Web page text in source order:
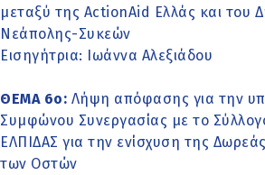
μεταξύ της ActionAid Ελλάς και του
Νεάπολης-Συκεών
Εισηγήτρια: Ιωάννα Αλεξιάδου
ΘΕΜΑ 6ο: Λήψη απόφασης για την
Συμφώνου Συνεργασίας με το
ΕΛΠΙΔΑΣ για την ενίσχυση της
των Οστών